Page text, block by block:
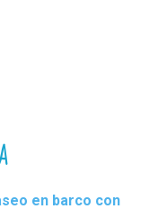
en barco con